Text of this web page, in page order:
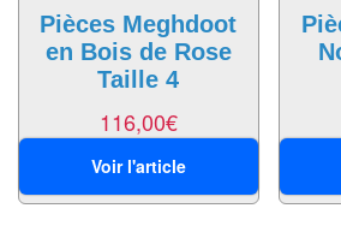
Echiquiers
électroniques
Echiquiers
clubs
Pièces
Pièces Meghdoot
en Bois de Rose
Taille 4
116,00€
Voir l'article